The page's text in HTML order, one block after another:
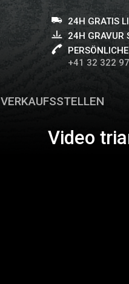
24H GRATIS
24H GRAVUR
+41 32 322
VERKAUFSSTELLEN
Video